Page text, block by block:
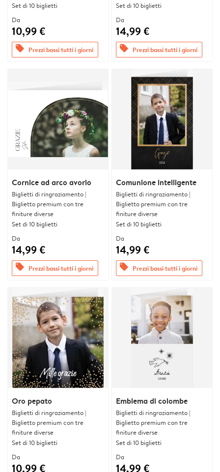
Set di 10 biglietti
Da
10,99 €
offers Prezzi bassi tutti i giorni
Set di 10 biglietti
Da
14,99 €
offers Prezzi bassi tutti i giorni
Cornice ad arco avorio
Biglietti di ringraziamento |
Biglietto premium con tre
finiture diverse
Set di 10 biglietti
Da
14,99 €
offers Prezzi bassi tutti i giorni
Comunione intelligente
Biglietti di ringraziamento |
Biglietto premium con tre
finiture diverse
Set di 10 biglietti
Da
14,99 €
offers Prezzi bassi tutti i giorni
Oro pepato
Biglietti di ringraziamento |
Biglietto premium con tre
finiture diverse
Set di 10 biglietti
Da
10,99 €
Emblema di colombe
Biglietti di ringraziamento |
Biglietto premium con tre
finiture diverse
Set di 10 biglietti
Da
14,99 €